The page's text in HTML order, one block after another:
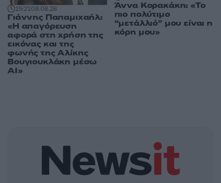
15:2109.08.26
Γιάννης Παπαμιχαήλ:
«Η απαγόρευση
αφορά στη χρήση της
εικόνας και της
φωνής της Αλίκης
Βουγιουκλάκη μέσω
AI»
Άννα Κορακάκη: «Το
πιο πολύτιμο
“μετάλλιό” μου είναι η
κόρη μου»